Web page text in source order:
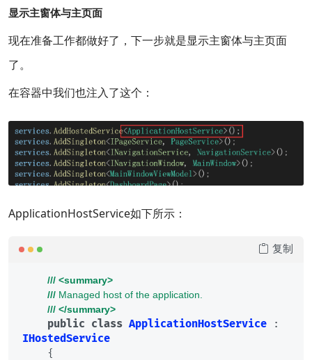
显示主窗体与主页面
现在准备工作都做好了，下一步就是显示主窗体与主页面
了。
在容器中我们也注入了这个：
ApplicationHostService如下所示：
/// <summary>
/// Managed host of the application.
/// </summary>
public class ApplicationHostService
IHostedService
复制